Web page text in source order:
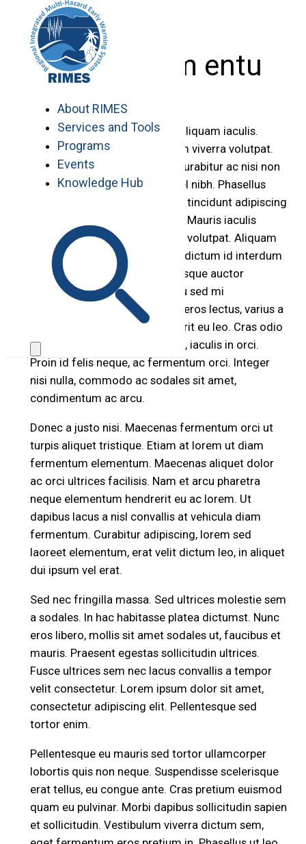
content
About RIMES
Services and Tools
Programs
Events
Knowledge Hub
Etiam elem entu
Vestibulum quis felis ut enim aliquam iaculis.
Nullam pharetra tortor at quam viverra volutpat.
Phasellus vel faucibus dolor. Curabitur ac nisi non
metus dignissim dapibus eu vel nibh. Phasellus
semper dictum dapibus. Etiam tincidunt adipiscing
ipsum. Praesent in urna ipsum. Mauris iaculis
suscipit volutpat. Aliquam erat volutpat. Aliquam
vestibulum lectus vitae sapien dictum id interdum
nunc suscipit. Aenean pellentesque auctor
porttitor. Phasellus auctor arcu sed mi
pellentesque sodales. Aenean eros lectus, varius a
consectetur imperdiet, hendrerit eu leo. Cras odio
libero, cursus ac pharetra vitae, iaculis in orci.
Proin id felis neque, ac fermentum orci. Integer
nisi nulla, commodo ac sodales sit amet,
condimentum ac arcu.
Donec a justo nisi. Maecenas fermentum orci ut
turpis aliquet tristique. Etiam at lorem ut diam
fermentum elementum. Maecenas aliquet dolor
ac orci ultrices facilisis. Nam et arcu pharetra
neque elementum hendrerit eu ac lorem. Ut
dapibus lacus a nisl convallis at vehicula diam
fermentum. Curabitur adipiscing, lorem sed
laoreet elementum, erat velit dictum leo, in aliquet
dui ipsum vel erat.
Sed nec fringilla massa. Sed ultrices molestie sem
a sodales. In hac habitasse platea dictumst. Nunc
eros libero, mollis sit amet sodales ut, faucibus et
mauris. Praesent egestas sollicitudin ultrices.
Fusce ultrices sem nec lacus convallis a tempor
velit consectetur. Lorem ipsum dolor sit amet,
consectetur adipiscing elit. Pellentesque sed
tortor enim.
Pellentesque eu mauris sed tortor ullamcorper
lobortis quis non neque. Suspendisse scelerisque
erat tellus, eu congue ante. Cras pretium euismod
quam eu pulvinar. Morbi dapibus sollicitudin sapien
et sollicitudin. Vestibulum viverra dictum sem,